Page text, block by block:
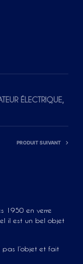
ÉLECTRIQUE,
PRODUIT SUIVANT
1950 en verre
il est un bel objet
pas l’objet et fait